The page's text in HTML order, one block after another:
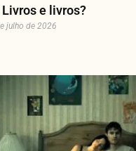
Livros e livros?
julho de 2026